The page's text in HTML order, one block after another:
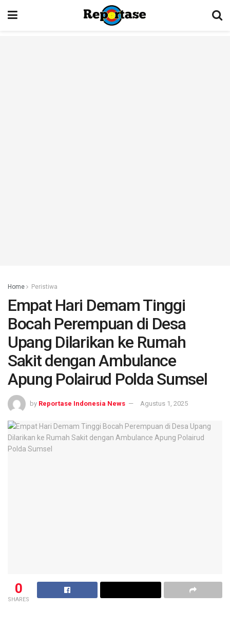
Home Peristiwa
Empat Hari Demam Tinggi
Bocah Perempuan di Desa
Upang Dilarikan ke Rumah
Sakit dengan Ambulance
Apung Polairud Polda Sumsel
by Reportase Indonesia News Agustus 1, 2025
0
SHARES